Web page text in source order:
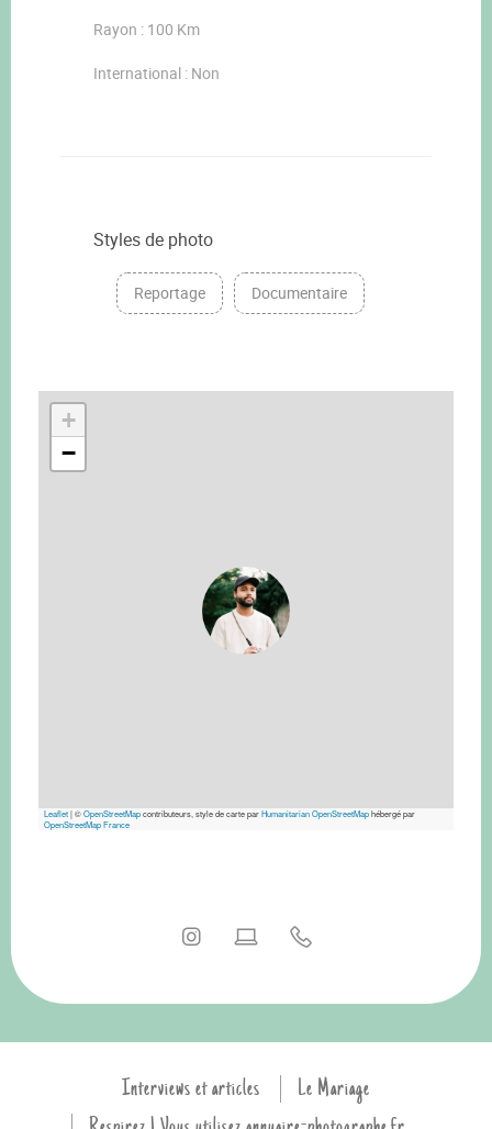
Rayon : 100 Km
International : Non
Styles de photo
Reportage Documentaire
+
−
Leaflet|©OpenStreetMapcontributeurs, style de carte parHumanitarian OpenStreetMaphébergé par
OpenStreetMap France
Interviews et articles
Le Mariage